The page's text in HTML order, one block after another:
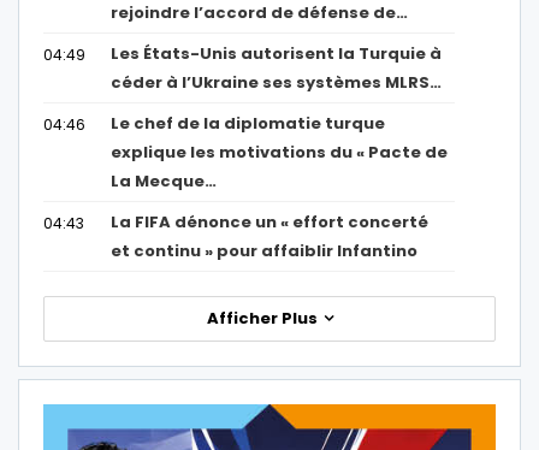
rejoindre l’accord de défense de…
04:49
Les États-Unis autorisent la Turquie à
céder à l’Ukraine ses systèmes MLRS…
04:46
Le chef de la diplomatie turque
explique les motivations du « Pacte de
La Mecque…
04:43
La FIFA dénonce un « effort concerté
et continu » pour affaiblir Infantino
Afficher Plus